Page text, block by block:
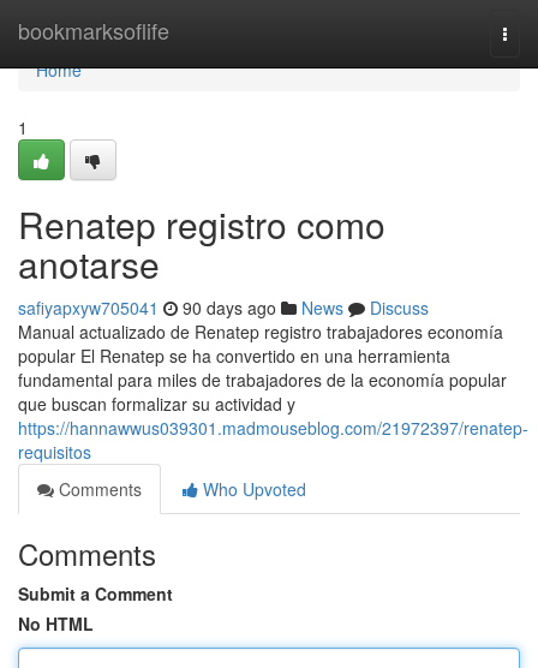
bookmarksoflife
Home
Home
1
Renatep registro como
anotarse
safiyapxyw705041 90 days ago News
Discuss
Manual actualizado de Renatep registro trabajadores economía
popular El Renatep se ha convertido en una herramienta
fundamental para miles de trabajadores de la economía popular
que buscan formalizar su actividad y
https://hannawwus039301.madmouseblog.com/21972397/renatep-
requisitos
Comments
Who Upvoted
Comments
Submit a Comment
No HTML